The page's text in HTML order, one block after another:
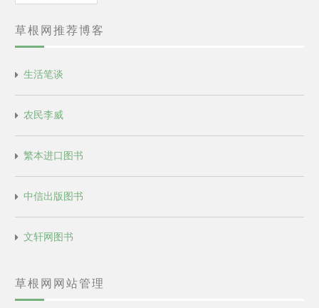
档
草根网推荐博客
生活笔谈
农民李威
繁本进口图书
中信出版图书
文轩网图书
草根网网站管理